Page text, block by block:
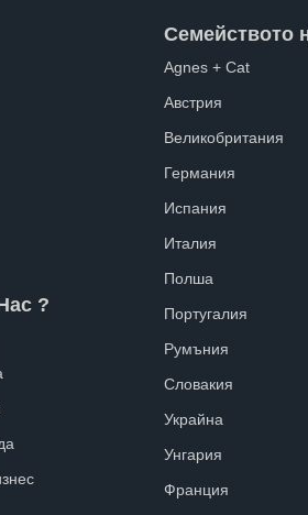
?
Семейството
Agnes + Cat
Австрия
Великобритания
Германия
Испания
Италия
Полша
Португалия
Румъния
Словакия
Украйна
Унгария
Франция